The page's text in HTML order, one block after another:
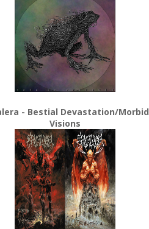
- Bestial Devastation/Morbid
Visions